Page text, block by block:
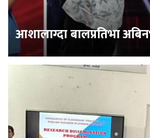
आशालाग्दा बालप्रतिभा